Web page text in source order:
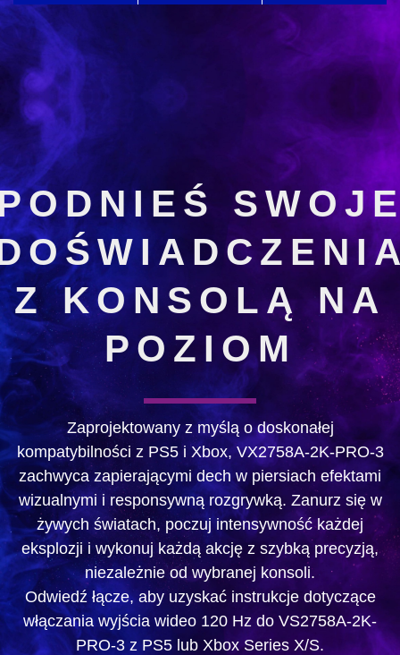
Z KONSOLĄ NA
POZIOM
Zaprojektowany z myślą o doskonałej
kompatybilności z PS5 i Xbox, VX2758A-2K-PRO-3
zachwyca zapierającymi dech w piersiach efektami
wizualnymi i responsywną rozgrywką. Zanurz się w
żywych światach, poczuj intensywność każdej
eksplozji i wykonuj każdą akcję z szybką precyzją,
niezależnie od wybranej konsoli.
Odwiedź łącze, aby uzyskać instrukcje dotyczące
włączania wyjścia wideo 120 Hz do VS2758A-2K-
PRO-3 z PS5 lub Xbox Series X/S.